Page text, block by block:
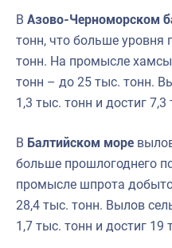
В Азово-Черноморском
тонн, что больше уровня
тонн. На промысле
тонн – до 25 тыс. тонн.
1,3 тыс. тонн и достиг 7,3
В Балтийском море
больше прошлогоднего
промысле шпрота
28,4 тыс. тонн. Вылов
1,7 тыс. тонн и достиг 19